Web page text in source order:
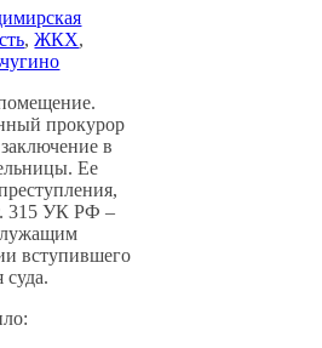
, ЖКХ
прокурор
в
Ее
315 УК РФ –
вступившего